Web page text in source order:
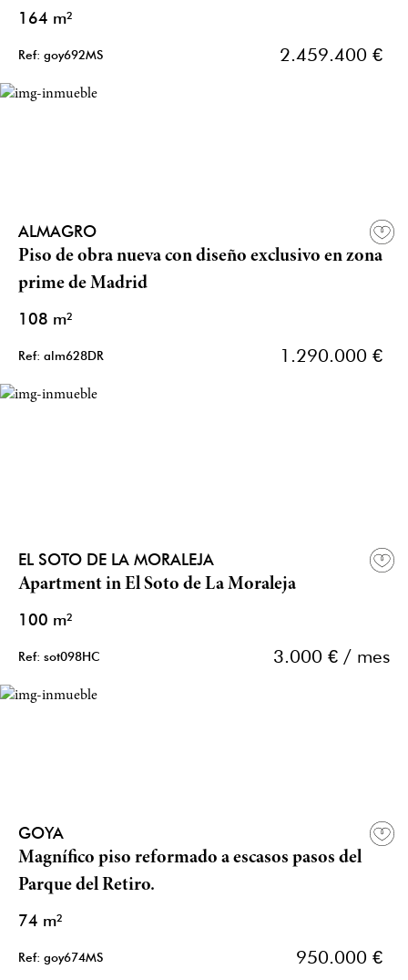
164 m²
Ref: goy692MS 2.459.400 €
ALMAGRO
Piso de obra nueva con diseño exclusivo en zona
prime de Madrid
108 m²
Ref: alm628DR 1.290.000 €
EL SOTO DE LA MORALEJA
Apartment in El Soto de La Moraleja
100 m²
Ref: sot098HC 3.000 € / mes
GOYA
Magnífico piso reformado a escasos pasos del
Parque del Retiro.
74 m²
Ref: goy674MS 950.000 €